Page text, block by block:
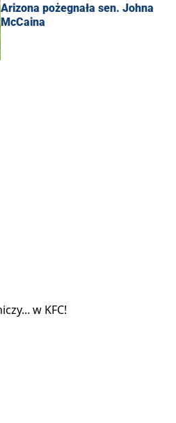
Arizona pożegnała sen. Johna
McCaina